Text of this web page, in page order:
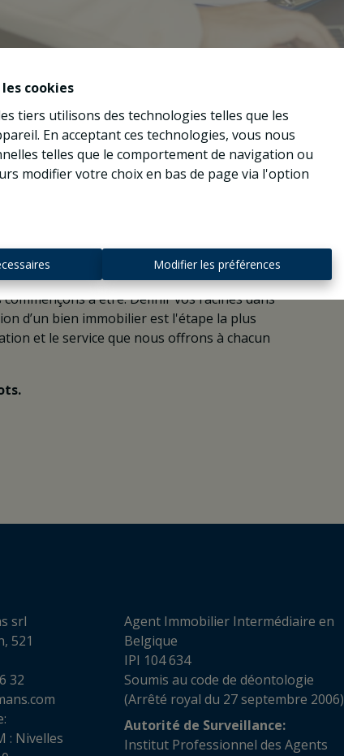
cookies
tiers utilisons des technologies telles que les
En acceptant ces technologies, vous nous
telles que le comportement de navigation ou
modifier votre choix en bas de page via l'option
Modifier les préférences
it's a feeling.
à être. Définir vos racines dans
d’un bien immobilier est l'étape la plus
et le service que nous offrons à chacun
srl
521
32
: Nivelles
Agent Immobilier Intermédiaire en
Belgique
IPI 104 634
Soumis au code de déontologie
(Arrêté royal du 27 septembre 2006)
Autorité de Surveillance:
Institut Professionnel des Agents